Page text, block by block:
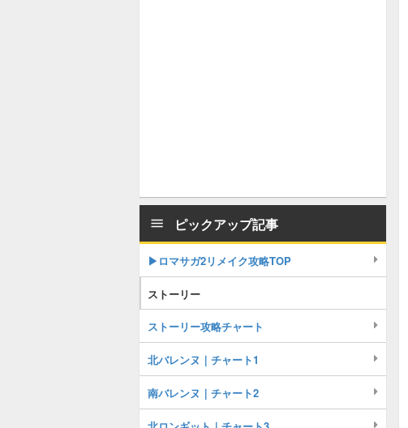
ピックアップ記事
▶︎ロマサガ2リメイク攻略TOP
ストーリー
ストーリー攻略チャート
北バレンヌ｜チャート1
南バレンヌ｜チャート2